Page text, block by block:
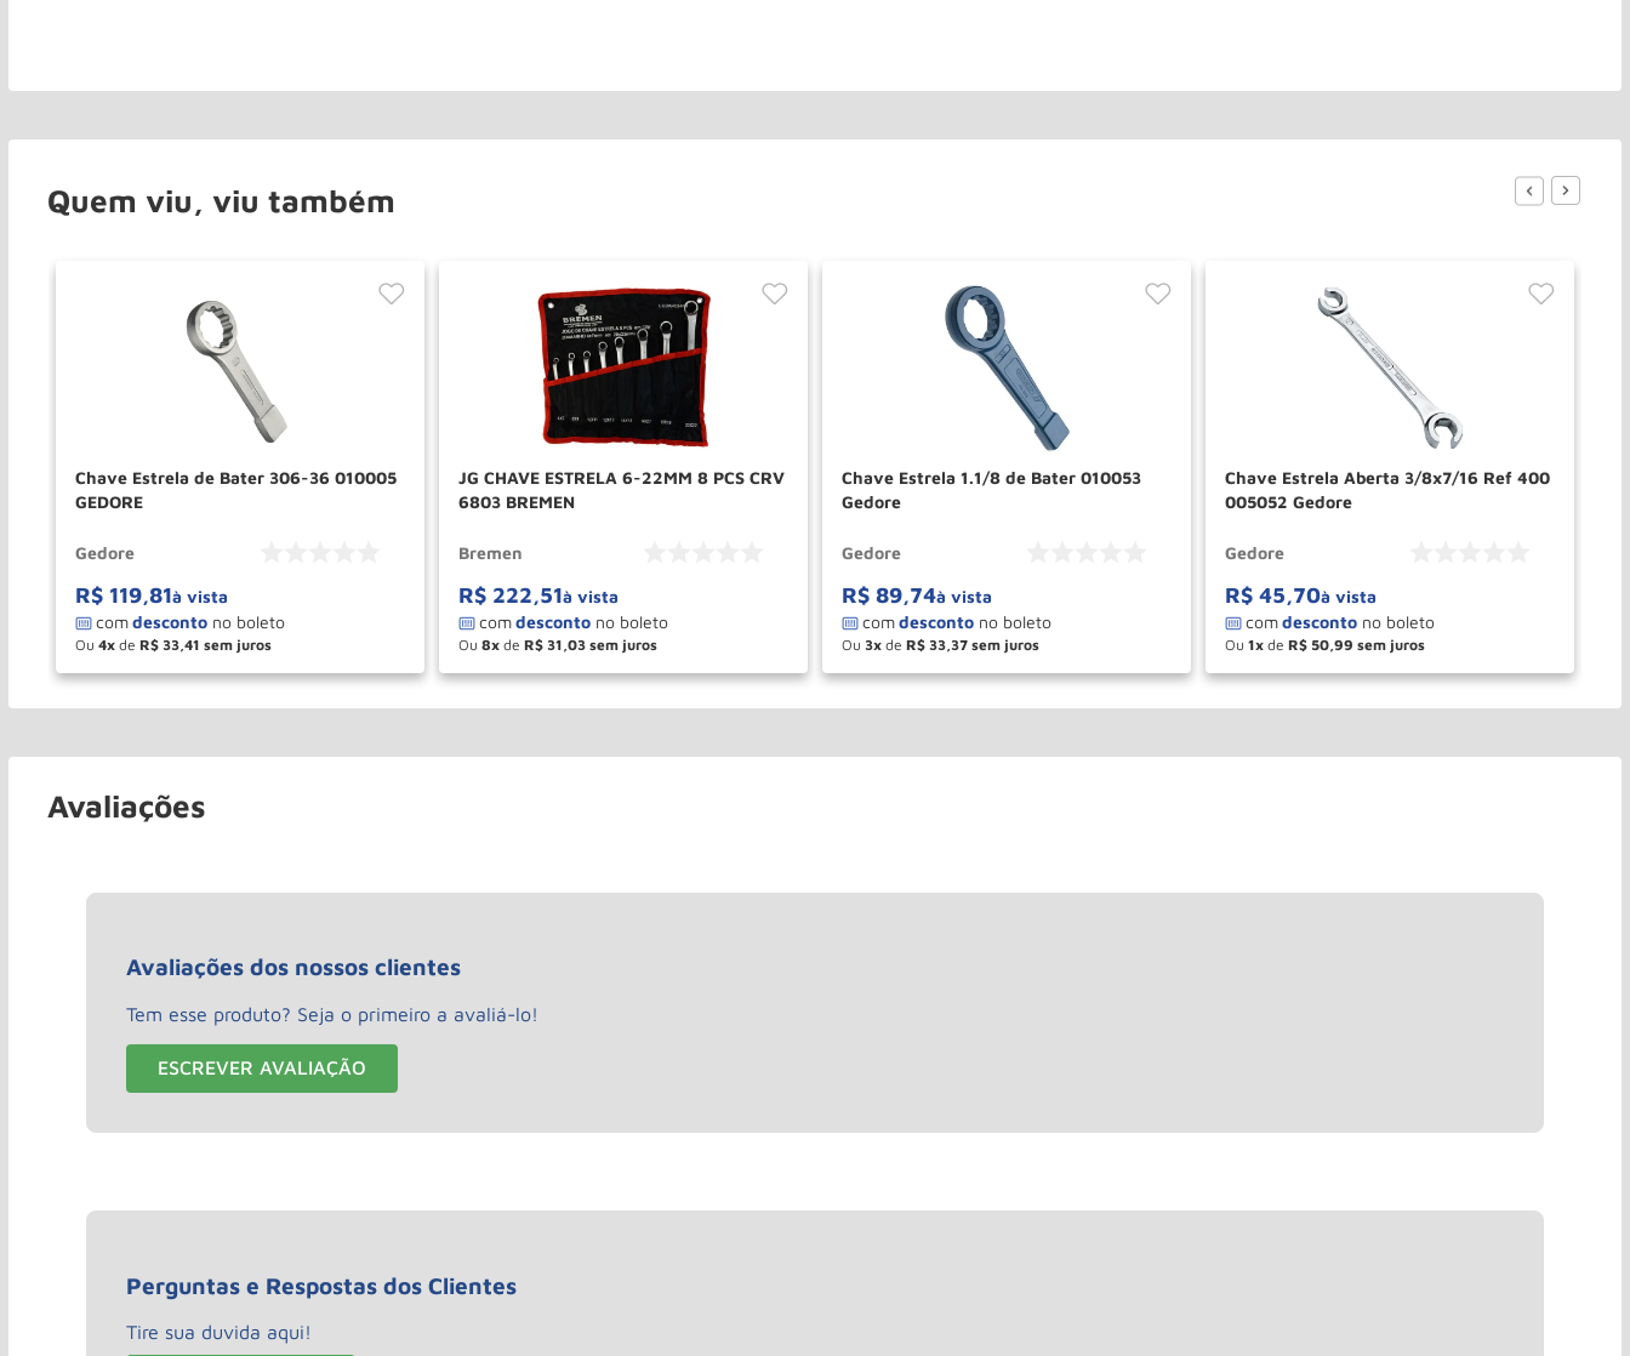
Quem viu, viu também
Chave Estrela de Bater 306-36 010005
GEDORE
Gedore
R$ 119,81à vista
Ou 4 de R$ 33 41
＋
－ COMPRAR
JG CHAVE ESTRELA 6-22MM 8 PCS CRV
6803 BREMEN
Bremen
R$ 222,51à vista
Ou 8 de R$ 31 03
＋
－ COMPRAR
Chave Estrela 1.1/8 de Bater 010053
Gedore
Gedore
R$ 89,74à vista
Ou 3 de R$ 33 37
＋
－ COMPRAR
Chave Estrela Aberta 3/8x7/16 Ref 400
005052 Gedore
Gedore
R$ 45,70à vista
Ou 1 de R$ 50 99
＋
－ COMPRAR
Avaliações
Avaliações dos nossos clientes
Tem esse produto? Seja o primeiro a avaliá-lo!
ESCREVER AVALIAÇÃO
Perguntas e Respostas dos Clientes
Tire sua duvida aqui!